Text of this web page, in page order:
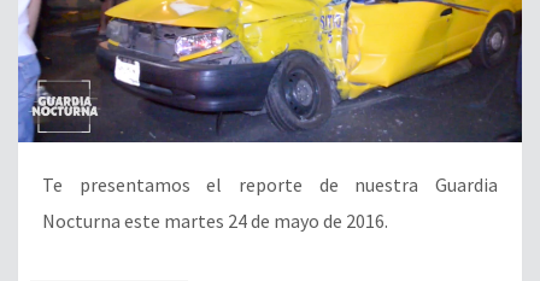
Te presentamos el reporte de nuestra Guardia
Nocturna este martes 24 de mayo de 2016.